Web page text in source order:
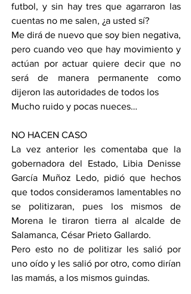
futbol, y sin hay tres que agarraron las
cuentas no me salen, ¿a usted sí?
Me dirá de nuevo que soy bien negativa,
pero cuando veo que hay movimiento y
actúan por actuar quiere decir que no
será de manera permanente como
dijeron las autoridades de todos los
Mucho ruido y pocas nueces…
NO HACEN CASO
La vez anterior les comentaba que la
gobernadora del Estado, Libia Denisse
García Muñoz Ledo, pidió que hechos
que todos consideramos lamentables no
se politizaran, pues los mismos de
Morena le tiraron tierra al alcalde de
Salamanca, César Prieto Gallardo.
Pero esto no de politizar les salió por
uno oído y les salió por otro, como dirían
las mamás, a los mismos guindas.